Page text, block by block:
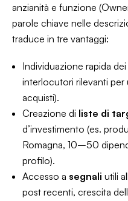
anzianità e funzione
parole chiave nelle
traduce in tre vantaggi:
Individuazione rapida dei
interlocutori rilevanti
acquisti).
Creazione di liste di
d’investimento (es.
Romagna, 10–50
profilo).
Accesso a segnali utili
post recenti, crescita